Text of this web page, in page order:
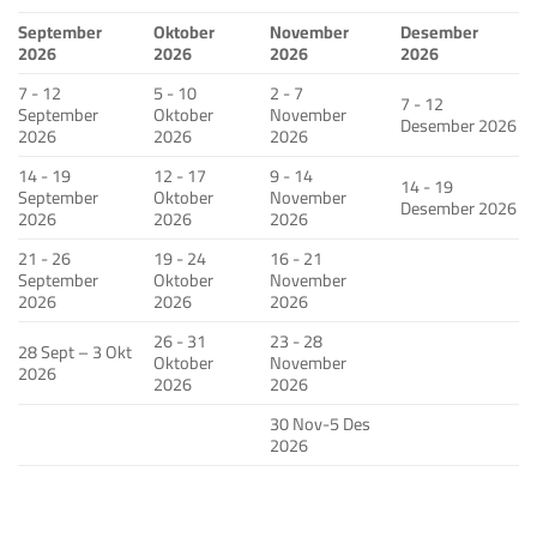
September
2026
Oktober
2026
November
2026
Desember
2026
7 - 12
September
2026
5 - 10
Oktober
2026
2 - 7
November
2026
7 - 12
Desember 2026
14 - 19
September
2026
12 - 17
Oktober
2026
9 - 14
November
2026
14 - 19
Desember 2026
21 - 26
September
2026
19 - 24
Oktober
2026
16 - 21
November
2026
28 Sept – 3 Okt
2026
26 - 31
Oktober
2026
23 - 28
November
2026
30 Nov-5 Des
2026